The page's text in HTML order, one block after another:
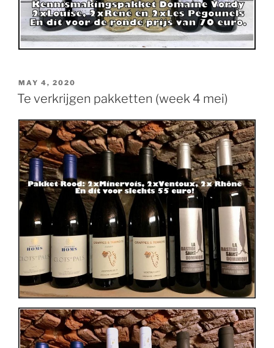
POSTED
ON
MAY 4, 2020
Te verkrijgen pakketten (week 4 mei)